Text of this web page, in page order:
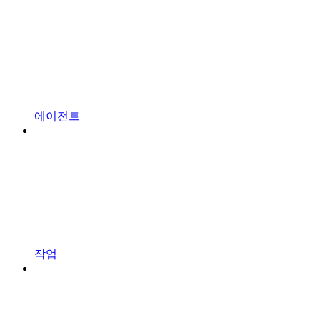
에이전트
작업